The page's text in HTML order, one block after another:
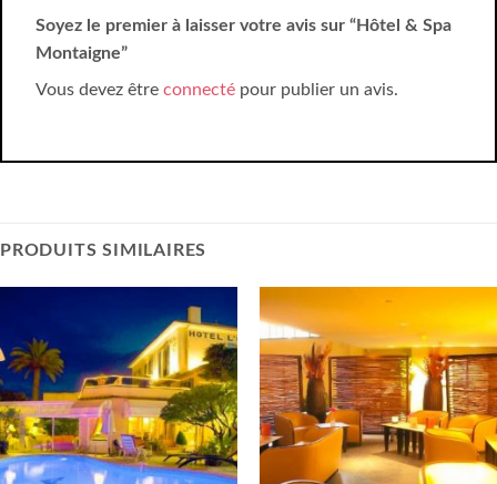
Soyez le premier à laisser votre avis sur “Hôtel & Spa
Montaigne”
Vous devez être connecté pour publier un avis.
PRODUITS SIMILAIRES